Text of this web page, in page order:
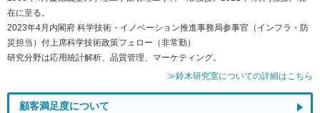
在に至る。
2023年4月内閣府 科学技術・イノベーション推進事務局参事官（インフラ・防
災担当）付上席科学技術政策フェロー（非常勤）
研究分野は応用統計解析、品質管理、マーケティング。
≫鈴木研究室についての詳細はこちら
顧客満足度について